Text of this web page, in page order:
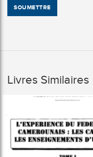
Livres Similaires